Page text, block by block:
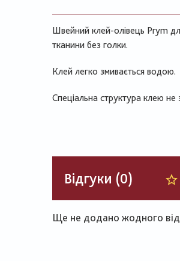
Швейний клей-олівець Prym
тканини без голки.
Клей легко змивається водою.
Спеціальна структура клею не
Відгуки (0)
Ще не додано жодного